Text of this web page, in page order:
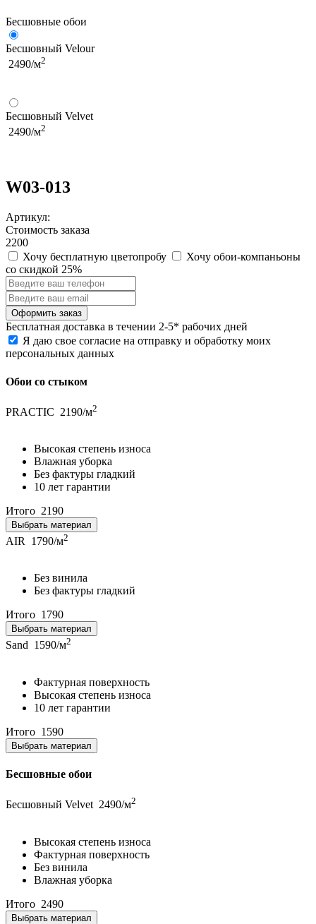
Бесшовные обои
Бесшовный Velour
2490/м2
Бесшовный Velvet
2490/м2
W03-013
Артикул:
Стоимость заказа
2200
Хочу бесплатную цветопробу
Хочу обои-компаньоны
со скидкой 25%
Бесплатная доставка в течении 2-5* рабочих дней
Я даю свое согласие на отправку и обработку моих
персональных данных
Обои со стыком
PRACTIC 2190/м2
Высокая степень износа
Влажная уборка
Без фактуры гладкий
10 лет гарантии
Итого 2190
Выбрать материал
AIR 1790/м2
Без винила
Без фактуры гладкий
Итого 1790
Выбрать материал
Sand 1590/м2
Фактурная поверхность
Высокая степень износа
10 лет гарантии
Итого 1590
Выбрать материал
Бесшовные обои
Бесшовный Velvet 2490/м2
Высокая степень износа
Фактурная поверхность
Без винила
Влажная уборка
Итого 2490
Выбрать материал